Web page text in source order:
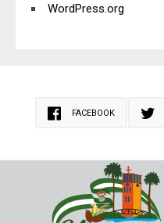
WordPress.org
FACEBOOK